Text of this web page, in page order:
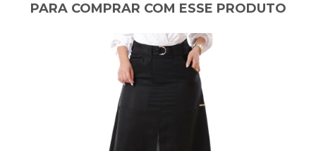
PARA COMPRAR COM ESSE PRODUTO